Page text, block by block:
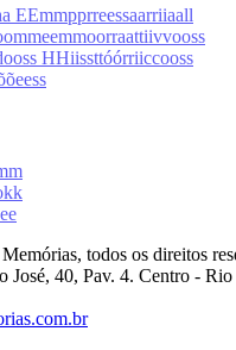
a EEmmpprreessaarriiaall
ommeemmoorraattiivvooss
ooss HHiissttóórriiccooss
õeess
m
kk
ee
todos os direitos
José, 40, Pav. 4. Centro - Rio